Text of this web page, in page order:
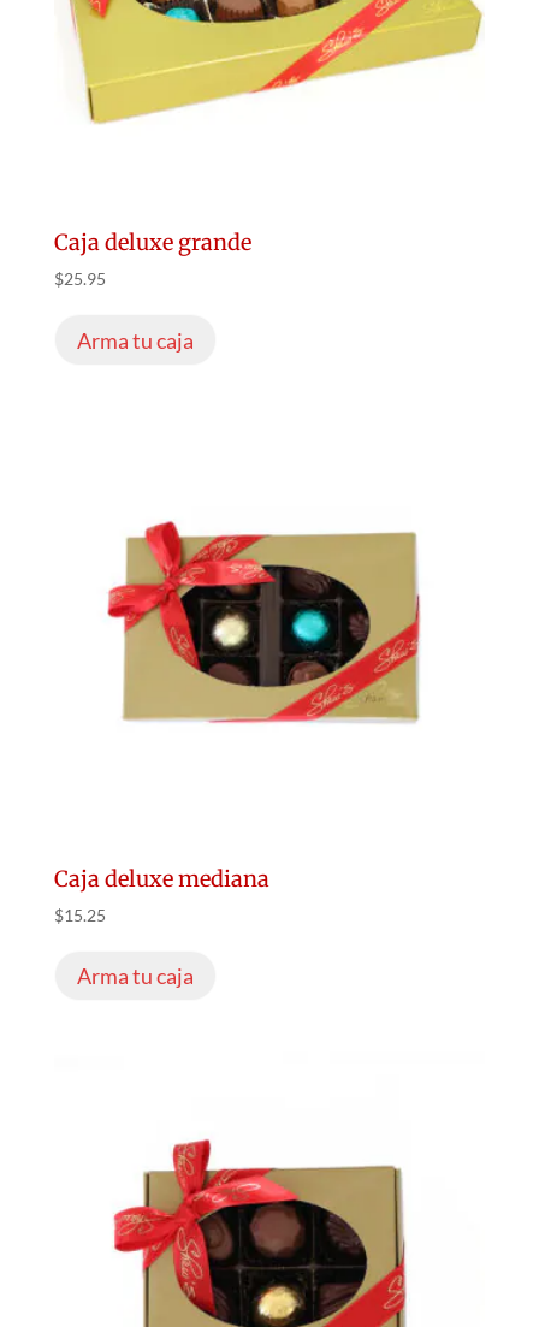
Caja deluxe grande
$25.95
Arma tu caja
Caja deluxe mediana
$15.25
Arma tu caja